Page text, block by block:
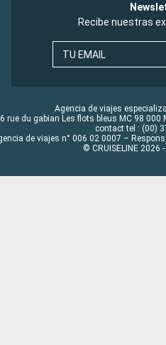
Recibe nuestras
TU EMAIL
Agencia de viajes
rue du gabian Les flots bleus MC 98
contact tel : (00)
de viajes n° 006 02 0007 –
© CRUISELINE 2026